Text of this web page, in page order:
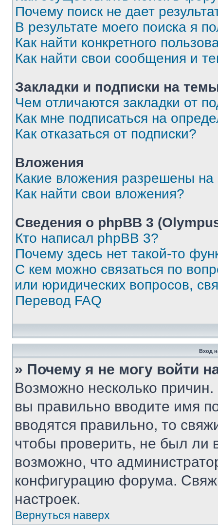
Почему поиск не дает
В результате моего поиска я
Как найти конкретного
Как найти свои сообщения и
Закладки и подписки на
Чем отличаются закладки от
Как мне подписаться на
Как отказаться от подписки?
Вложения
Какие вложения разрешены
Как найти свои вложения?
Сведения о phpBB 3
Кто написал phpBB 3?
Почему здесь нет такой-то
С кем можно связаться по
или юридических вопросов,
Перевод FAQ
Вход
» Почему я не могу войти
Возможно несколько
вы правильно вводите имя
вводятся правильно, то
чтобы проверить, не был ли
возможно, что
конфигурацию форума.
настроек.
Вернуться наверх